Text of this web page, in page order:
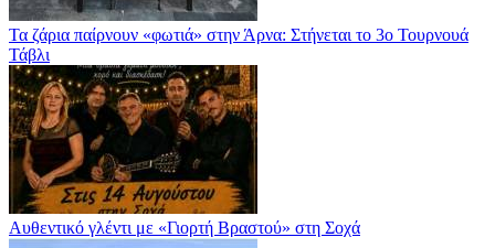
Τα ζάρια παίρνουν «φωτιά» στην Άρνα: Στήνεται το 3ο Τουρνουά
Τάβλι
Αυθεντικό γλέντι με «Γιορτή Βραστού» στη Σοχά